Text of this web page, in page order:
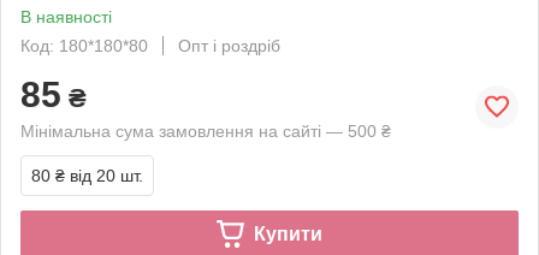
В наявності
Код: 180*180*80
Опт і роздріб
85 ₴
Мінімальна сума замовлення на сайті — 500 ₴
80 ₴ від 20 шт.
Купити